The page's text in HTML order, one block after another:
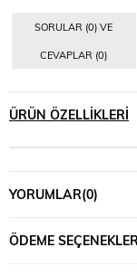
SORULAR (0) VE
CEVAPLAR (0)
ÜRÜN ÖZELLIKLERI
YORUMLAR(0)
ÖDEME